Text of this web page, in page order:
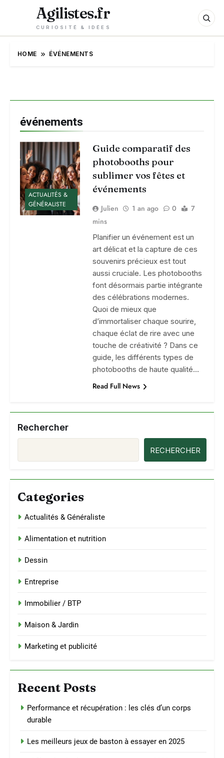
Agilistes.fr
CURIOSITÉ & IDÉES
HOME ÉVÉNEMENTS
événements
ACTUALITÉS &
GÉNÉRALISTE
Guide comparatif des
photobooths pour
sublimer vos fêtes et
événements
Julien 1 an ago 0
7
mins
Planifier un événement est un
art délicat et la capture de ces
souvenirs précieux est tout
aussi cruciale. Les photobooths
font désormais partie intégrante
des célébrations modernes.
Quoi de mieux que
d’immortaliser chaque sourire,
chaque éclat de rire avec une
touche de créativité ? Dans ce
guide, les différents types de
photobooths de haute qualité…
Read Full News
Rechercher
RECHERCHER
Categories
Actualités & Généraliste
Alimentation et nutrition
Dessin
Entreprise
Immobilier / BTP
Maison & Jardin
Marketing et publicité
Recent Posts
Performance et récupération : les clés d’un corps
durable
Les meilleurs jeux de baston à essayer en 2025